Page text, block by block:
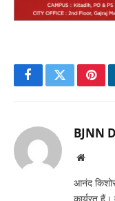
FacebookTwitter
BJNN
Website
आनंद